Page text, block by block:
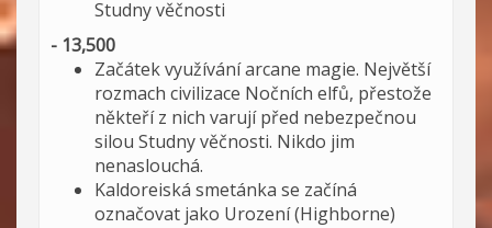
Studny věčnosti
- 13,500
Začátek využívání arcane magie. Největší
rozmach civilizace Nočních elfů, přestože
někteří z nich varují před nebezpečnou
silou Studny věčnosti. Nikdo jim
nenaslouchá.
Kaldoreiská smetánka se začíná
označovat jako Urození (Highborne)